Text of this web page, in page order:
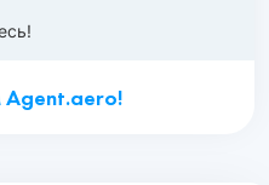
Agent.aero!